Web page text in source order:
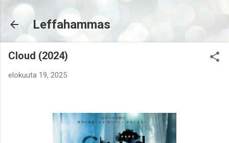
Leffahammas
Cloud (2024)
elokuuta 19, 2025